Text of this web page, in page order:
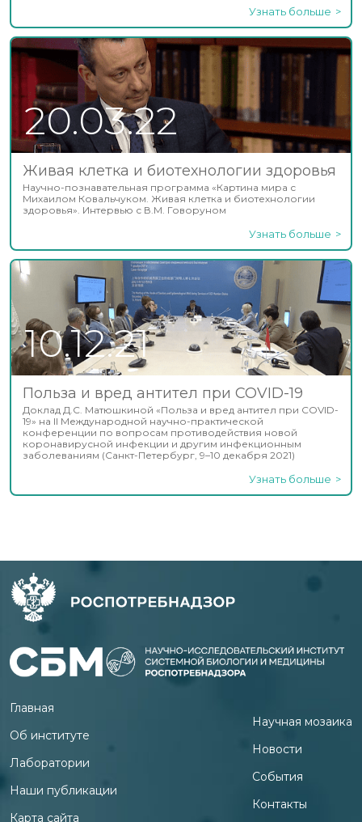
Узнать больше
20.03.22
Живая клетка и биотехнологии здоровья
Научно-познавательная программа «Картина мира с
Михаилом Ковальчуком. Живая клетка и биотехнологии
здоровья». Интервью с В.М. Говоруном
Узнать больше
10.12.21
Польза и вред антител при COVID-19
Доклад Д.С. Матюшкиной «Польза и вред антител при COVID-
19» на II Международной научно-практической
конференции по вопросам противодействия новой
коронавирусной инфекции и другим инфекционным
заболеваниям (Санкт-Петербург, 9–10 декабря 2021)
Узнать больше
Главная
Об институте
Лаборатории
Наши публикации
Карта сайта
Научная мозаика
Новости
События
Контакты